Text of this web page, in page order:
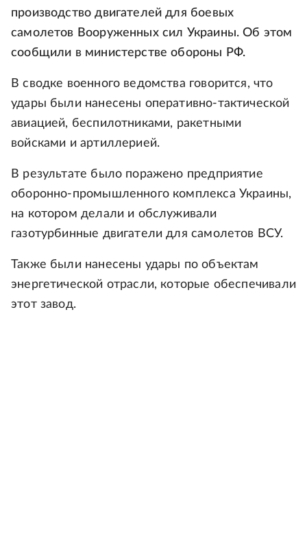
производство двигателей для боевых
самолетов Вооруженных сил Украины. Об этом
сообщили в министерстве обороны РФ.
В сводке военного ведомства говорится, что
удары были нанесены оперативно-тактической
авиацией, беспилотниками, ракетными
войсками и артиллерией.
В результате было поражено предприятие
оборонно-промышленного комплекса Украины,
на котором делали и обслуживали
газотурбинные двигатели для самолетов ВСУ.
Также были нанесены удары по объектам
энергетической отрасли, которые обеспечивали
этот завод.